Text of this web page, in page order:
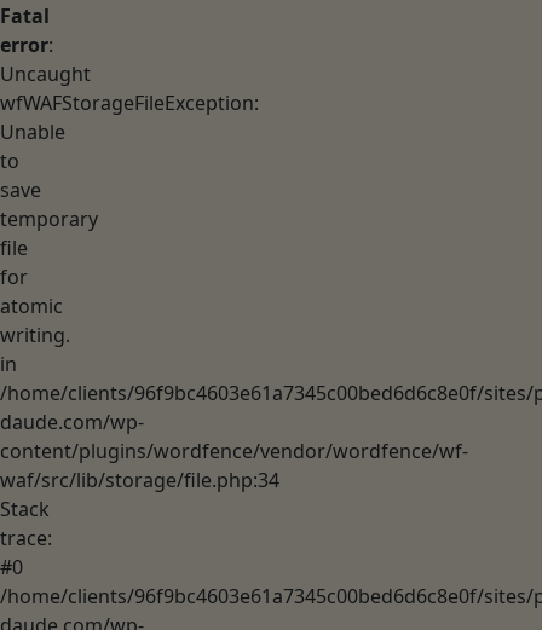
Fatal
error:
Uncaught
wfWAFStorageFileException:
Unable
to
save
temporary
file
for
atomic
writing.
in
/home/clients/96f9bc4603e61a7345c00bed6d6c8e0f/sites/
daude.com/wp-
content/plugins/wordfence/vendor/wordfence/wf-
waf/src/lib/storage/file.php:34
Stack
trace:
#0
/home/clients/96f9bc4603e61a7345c00bed6d6c8e0f/sites/